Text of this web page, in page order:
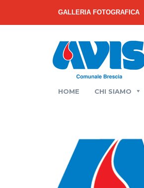
GALLERIA FOTOGRAFICA
HOME CHI SIAMO